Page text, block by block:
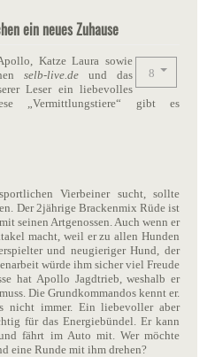
ein neues Zuhause
Katze Laura sowie
selb-live.de und das
Leser ein liebevolles
„Vermittlungstiere“ gibt es
Vierbeiner sucht, sollte
Der 2jährige Brackenmix Rüde ist
seinen Artgenossen. Auch wenn er
macht, weil er zu allen Hunden
und neugieriger Hund, der
würde ihm sicher viel Freude
hat Apollo Jagdtrieb, weshalb er
Die Grundkommandos kennt er.
nicht immer. Ein liebevoller aber
für das Energiebündel. Er kann
fährt im Auto mit. Wer möchte
eine Runde mit ihm drehen?